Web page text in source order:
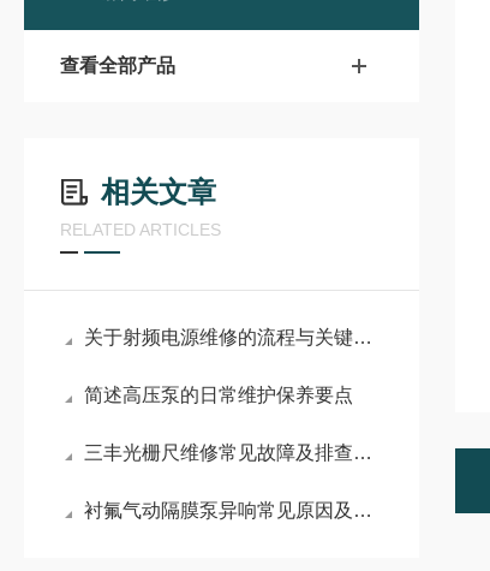
查看全部产品
相关文章
RELATED ARTICLES
关于射频电源维修的流程与关键步骤介绍
简述高压泵的日常维护保养要点
三丰光栅尺维修常见故障及排查方法
衬氟气动隔膜泵异响常见原因及维修方法